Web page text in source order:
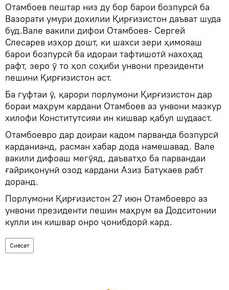
Отамбоев пештар низ ду бор барои бозпурсӣ ба
Вазорати умури дохилии Қирғизистон даъват шуда
буд.Вале вакили дифои Отамбоев- Сергей
Слесарев изҳор дошт, ки шахси зери ҳимояаш
барои бозпурсӣ ба идораи тафтишотӣ нахоҳад
рафт, зеро ӯ то ҳол соҳиби унвони президенти
пешини Қирғизистон аст.
Ба гуфтаи ӯ, қарори порлумони Қирғизистон дар
бораи маҳрум кардани Отамбоев аз унвони мазкур
хилофи Конститутсияи ин кишвар қабул шудааст.
Отамбоевро дар доираи кадом парванда бозпурсӣ
карданианд, расман хабар дода намешавад. Вале
вакили дифоаш мегӯяд, даъватҳо ба парвандаи
ғайриқонунӣ озод кардани Азиз Батукаев рабт
доранд.
Порлумони Қирғизистон 27 июн Отамбоевро аз
унвони президенти пешин маҳрум ва Додситонии
кулли ин кишвар онро ҷонибдорӣ кард.
Сиёсат